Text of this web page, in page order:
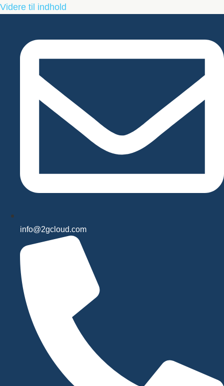
Videre til indhold
info@2gcloud.com